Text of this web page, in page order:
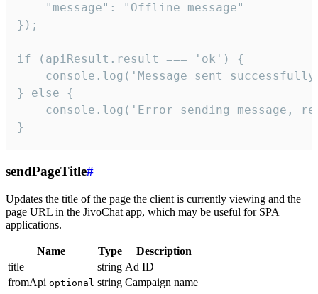
    "message": "Offline message"
});
if (apiResult.result === 'ok') {
console.log('Message sent
} else {
console.log('Error sending message,
}
sendPageTitle#
Updates the title of the page the client is currently viewing and the
page URL in the JivoChat app, which may be useful for SPA
applications.
Name Type
Description
title
string Ad ID
fromApi optional string Campaign name